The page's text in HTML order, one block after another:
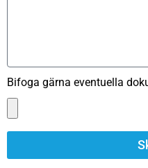
Bifoga gärna eventuella